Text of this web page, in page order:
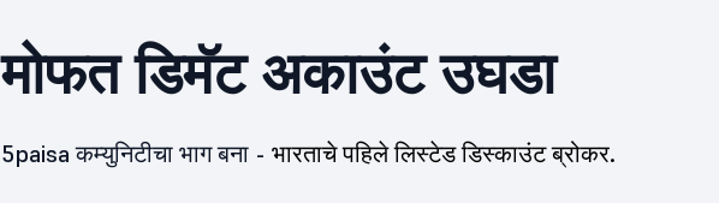
मोफत डिमॅट अकाउंट उघडा
5paisa कम्युनिटीचा भाग बना - भारताचे पहिले लिस्टेड डिस्काउंट ब्रोकर.